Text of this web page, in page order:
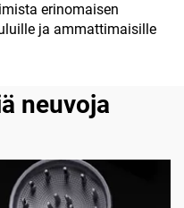
erinomaisen
ja ammattimaisille
neuvoja